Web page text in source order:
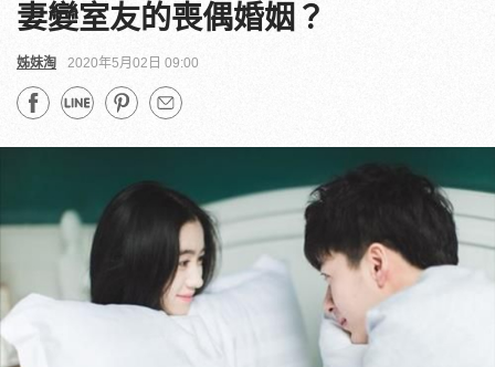
妻變室友的喪偶婚姻？
姊妹淘 2020年5月02日 09:00